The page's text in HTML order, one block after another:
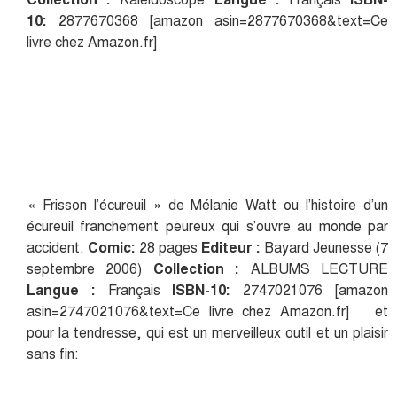
10: 2877670368 [amazon asin=2877670368&text=Ce
livre chez Amazon.fr]
« Frisson l’écureuil » de Mélanie Watt ou l’histoire d’un
écureuil franchement peureux qui s’ouvre au monde par
accident. Comic: 28 pages Editeur : Bayard Jeunesse (7
septembre 2006) Collection : ALBUMS LECTURE
Langue : Français ISBN-10: 2747021076 [amazon
asin=2747021076&text=Ce livre chez Amazon.fr] et
pour la tendresse, qui est un merveilleux outil et un plaisir
sans fin: